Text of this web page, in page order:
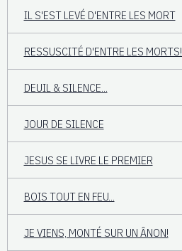
IL S'EST LEVÉ D'ENTRE LES MORT
RESSUSCITÉ D'ENTRE LES MORTS!.
DEUIL & SILENCE...
JOUR DE SILENCE
JESUS SE LIVRE LE PREMIER
BOIS TOUT EN FEU...
JE VIENS, MONTÉ SUR UN ÂNON!